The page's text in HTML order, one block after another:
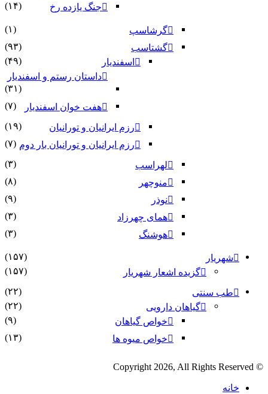
جنگ یازده رخ
(۱۴)
گرشاسپ
(۱)
گشتاسب
(۹۳)
اسفندیار
(۴۹)
داستان رستم و اسفندیار
(۳۱)
هفت خوان اسفندیار
(۷)
رزم ایرانیان و تورانیان
(۱۹)
رزم ایرانیان و تورانیان بار دوم (۷)
لهراسب
(۳)
منوچهر
(۸)
نوذر
(۹)
هماى چهرزاد
(۳)
هوشنگ
(۳)
شهریار
(۱۵۷)
گزیده اشعار شهریار
(۱۵۷)
طب سنتی
(۲۲)
گیاهان دارویی
(۲۲)
خواص گیاهان
(۹)
خواص میوه ها
(۱۳)
© Copyright 2026, All Rights Reserved
خانه